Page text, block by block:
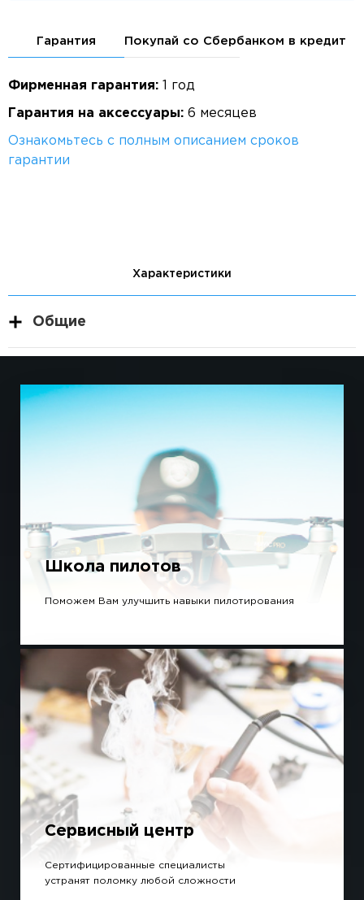
Гарантия Покупай со Сбербанком в кредит
Фирменная гарантия: 1 год
Гарантия на аксессуары: 6 месяцев
Ознакомьтесь с полным описанием сроков
гарантии
Характеристики
Общие
Школа пилотов
Поможем Вам улучшить навыки пилотирования
Сервисный центр
Сертифицированные специалисты
устранят поломку любой сложности